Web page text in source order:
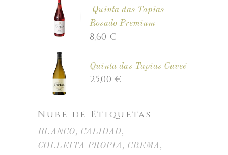
Quinta das Tapias
Rosado Premium
8,60€
Quinta das Tapias Cuveé
25,00 €
Nube de Etiquetas
BLANCO
CALIDAD
COLLEITA PROPIA
CREMA